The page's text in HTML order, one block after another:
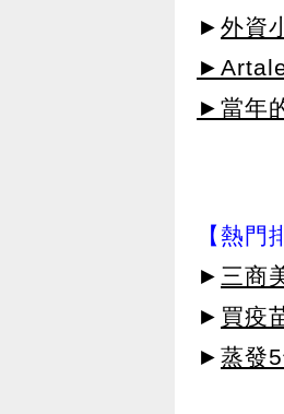
► 外資
►當年
【熱門
► 三商
► 買疫
► 蒸發